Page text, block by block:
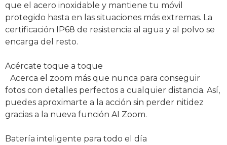
que el acero inoxidable y mantiene tu móvil
protegido hasta en las situaciones más extremas. La
certificación IP68 de resistencia al agua y al polvo se
encarga del resto.
Acércate toque a toque
Acerca el zoom más que nunca para conseguir
fotos con detalles perfectos a cualquier distancia. Así,
puedes aproximarte a la acción sin perder nitidez
gracias a la nueva función AI Zoom.
Batería inteligente para todo el día